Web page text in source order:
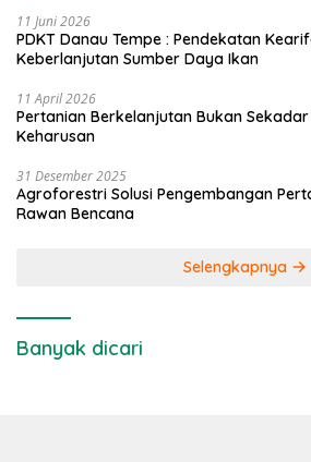
11 Juni 2026
PDKT Danau Tempe : Pendekatan
Keberlanjutan Sumber Daya Ikan
11 April 2026
Pertanian Berkelanjutan Bukan
Keharusan
31 Desember 2025
Agroforestri Solusi Pengembangan
Rawan Bencana
Selengkapnya
Banyak dicari